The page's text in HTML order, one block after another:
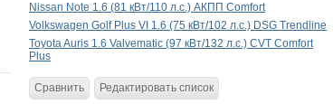
Nissan Note 1.6 (81 кВт/110 л.с.) АКПП Comfort
Volkswagen Golf Plus VI 1.6 (75 кВт/102 л.с.) DSG Trendline
Toyota Auris 1.6 Valvematic (97 кВт/132 л.с.) CVT Comfort
Plus
Сравнить Редактировать список